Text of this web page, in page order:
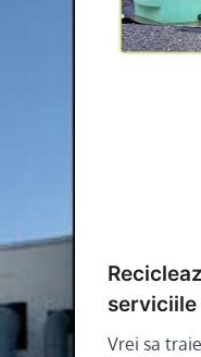
serviciile
Vrei sa